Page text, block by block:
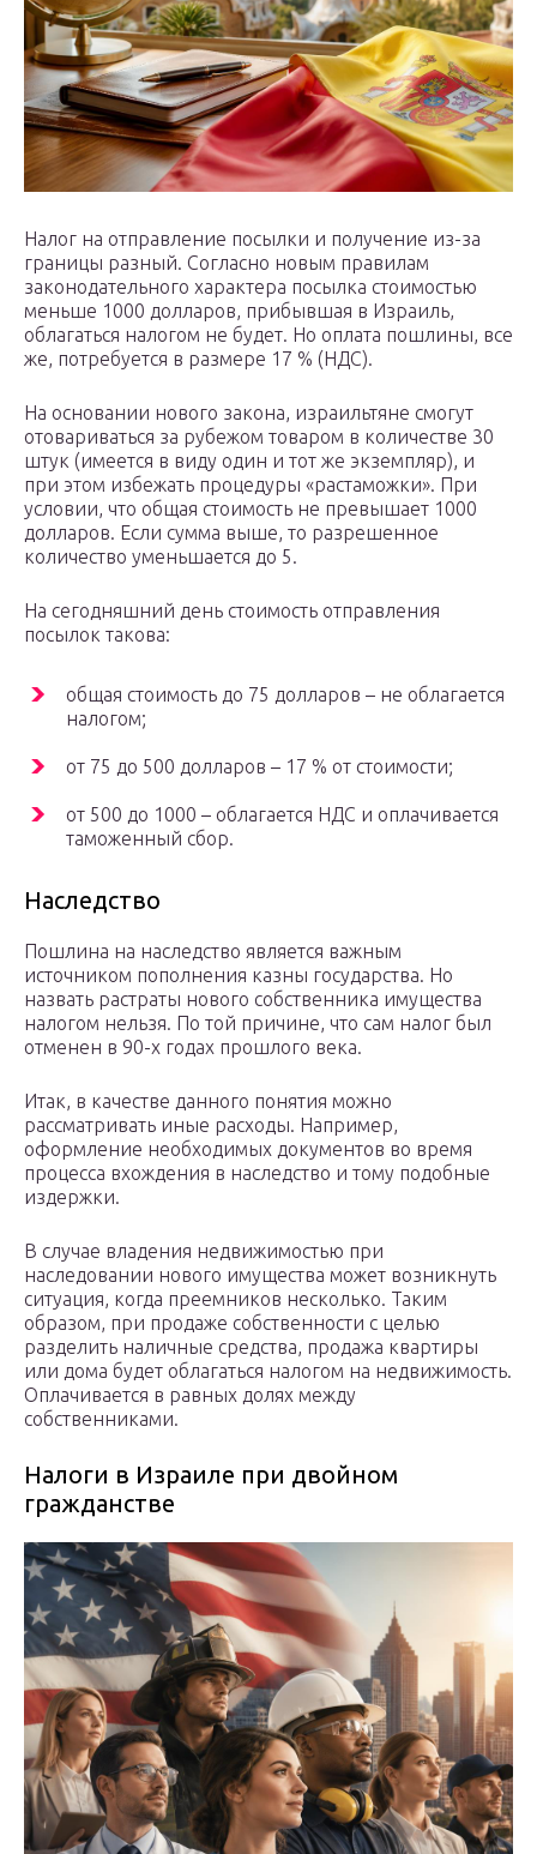
Налог на отправление посылки и получение из-за
границы разный. Согласно новым правилам
законодательного характера посылка стоимостью
меньше 1000 долларов, прибывшая в Израиль,
облагаться налогом не будет. Но оплата пошлины, все
же, потребуется в размере 17 % (НДС).
На основании нового закона, израильтяне смогут
отовариваться за рубежом товаром в количестве 30
штук (имеется в виду один и тот же экземпляр), и
при этом избежать процедуры «растаможки». При
условии, что общая стоимость не превышает 1000
долларов. Если сумма выше, то разрешенное
количество уменьшается до 5.
На сегодняшний день стоимость отправления
посылок такова:
общая стоимость до 75 долларов – не облагается
налогом;
от 75 до 500 долларов – 17 % от стоимости;
от 500 до 1000 – облагается НДС и оплачивается
таможенный сбор.
Наследство
Пошлина на наследство является важным
источником пополнения казны государства. Но
назвать растраты нового собственника имущества
налогом нельзя. По той причине, что сам налог был
отменен в 90-х годах прошлого века.
Итак, в качестве данного понятия можно
рассматривать иные расходы. Например,
оформление необходимых документов во время
процесса вхождения в наследство и тому подобные
издержки.
В случае владения недвижимостью при
наследовании нового имущества может возникнуть
ситуация, когда преемников несколько. Таким
образом, при продаже собственности с целью
разделить наличные средства, продажа квартиры
или дома будет облагаться налогом на недвижимость.
Оплачивается в равных долях между
собственниками.
Налоги в Израиле при двойном
гражданстве